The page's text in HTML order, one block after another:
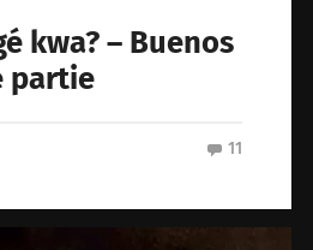
kwa? – Buenos
partie
11